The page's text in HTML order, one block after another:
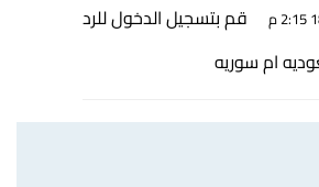
قم بتسجيل الدخول للرد
ام سوريه